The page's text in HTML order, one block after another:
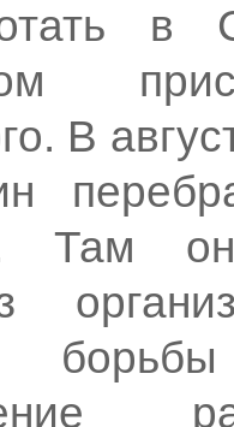
в
В
Там